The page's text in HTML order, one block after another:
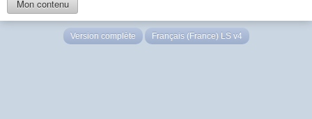
Mon contenu
Version complète Français (France) LS v4